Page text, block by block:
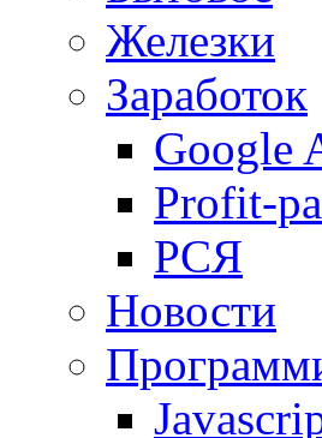
Железки
Заработок
Google
Profit-
РСЯ
Новости